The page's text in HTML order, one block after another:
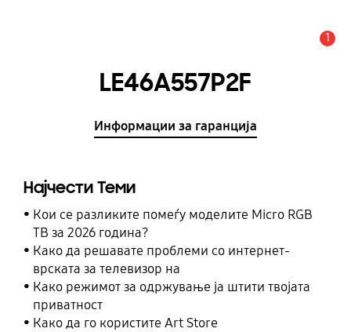
1
LE46A557P2F
Информации за гаранција
Најчести Теми
Кои се разликите помеѓу моделите Micro RGB
ТВ за 2026 година?
Како да решавате проблеми со интернет-
врската за телевизор на
Како режимот за одржување ја штити твојата
приватност
Како да го користите Art Store